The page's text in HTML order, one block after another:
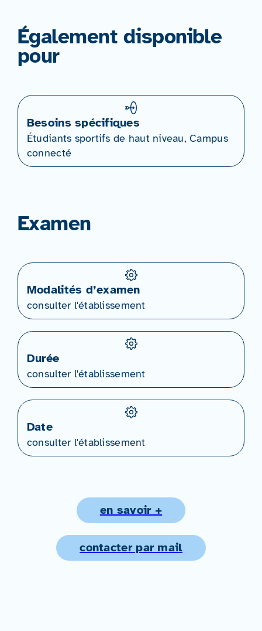
Également disponible
pour
Besoins spécifiques
Étudiants sportifs de haut niveau, Campus
connecté
Examen
Modalités d’examen
consulter l'établissement
Durée
consulter l'établissement
Date
consulter l'établissement
en savoir +
contacter par mail